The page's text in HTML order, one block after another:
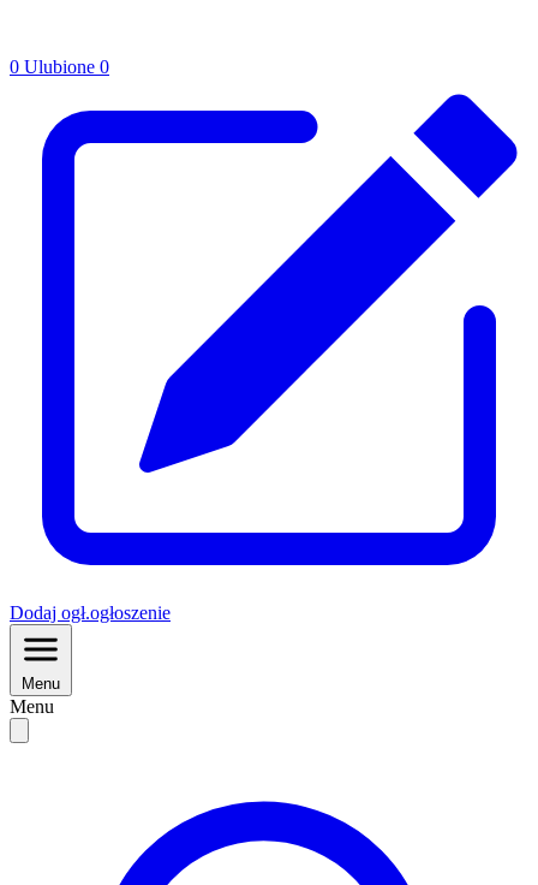
0 Ulubione 0
Dodaj ogł.ogłoszenie
Menu
Menu